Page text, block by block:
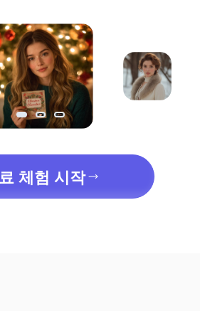
체험 시작